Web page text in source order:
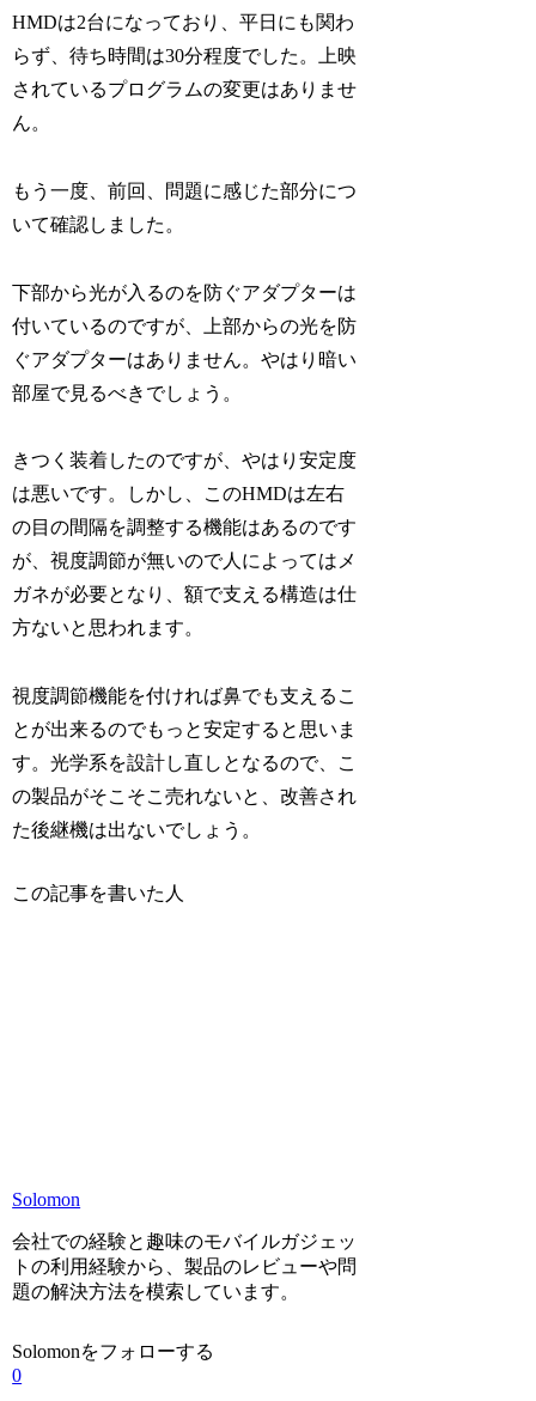
HMDは2台になっており、平日にも関わ
らず、待ち時間は30分程度でした。上映
されているプログラムの変更はありませ
ん。
もう一度、前回、問題に感じた部分につ
いて確認しました。
下部から光が入るのを防ぐアダプターは
付いているのですが、上部からの光を防
ぐアダプターはありません。やはり暗い
部屋で見るべきでしょう。
きつく装着したのですが、やはり安定度
は悪いです。しかし、このHMDは左右
の目の間隔を調整する機能はあるのです
が、視度調節が無いので人によってはメ
ガネが必要となり、額で支える構造は仕
方ないと思われます。
視度調節機能を付ければ鼻でも支えるこ
とが出来るのでもっと安定すると思いま
す。光学系を設計し直しとなるので、こ
の製品がそこそこ売れないと、改善され
た後継機は出ないでしょう。
この記事を書いた人
Solomon
会社での経験と趣味のモバイルガジェッ
トの利用経験から、製品のレビューや問
題の解決方法を模索しています。
Solomonをフォローする
0